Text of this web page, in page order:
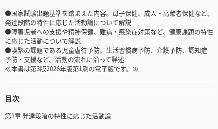
●国家試験出題基準を踏まえた内容。母子保健、成人・高齢者保健など、
発達段階の特性に応じた活動論について解説
●障害児者への支援や精神保健、難病・感染症対策など、健康課題の特性
に応じた活動について解説
●喫緊の課題である児童虐待予防、生活習慣病予防、介護予防、認知症
予防・支援など、活動の流れに沿って詳述
≪本書は第3版2026年版第1刷の電子版です。≫
目次
第1章 発達段階の特性に応じた活動論